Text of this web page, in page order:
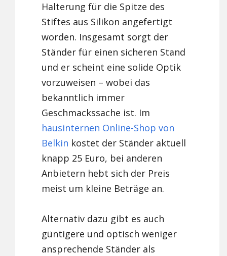
Halterung für die Spitze des
Stiftes aus Silikon angefertigt
worden. Insgesamt sorgt der
Ständer für einen sicheren Stand
und er scheint eine solide Optik
vorzuweisen – wobei das
bekanntlich immer
Geschmackssache ist. Im
hausinternen Online-Shop von
Belkin kostet der Ständer aktuell
knapp 25 Euro, bei anderen
Anbietern hebt sich der Preis
meist um kleine Beträge an.
Alternativ dazu gibt es auch
güntigere und optisch weniger
ansprechende Ständer als